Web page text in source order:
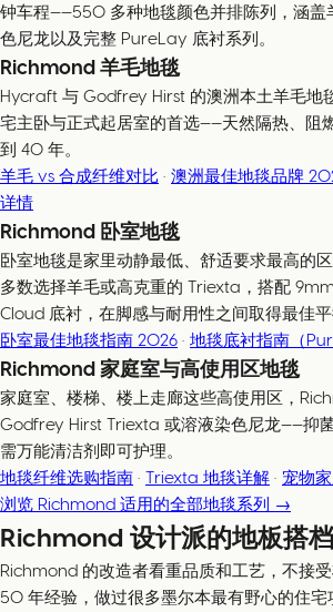
钟车程——550 多种地毯颜色并排陈列，涵盖
色尼龙以及完整 PureLay 底衬系列。
Richmond 羊毛地毯
Hycraft 与 Godfrey Hirst 的澳洲本土羊毛地
宅主卧与正式起居室的首选——天然隔热、阻
到 40 年。
羊毛 vs 合成纤维对比 · 澳洲最佳地毯品牌
详情
Richmond 卧室地毯
卧室地毯是家里动静最低、舒适要求最高的
多数选择羊毛或高克重的 Triexta，搭配
Cloud 底衬，在脚感与耐用性之间取得最佳平
卧室最佳地毯指南 2026 · 地毯底衬指南（
Richmond 家庭室与高使用区地毯
家庭室、楼梯、楼上走廊这些高使用区，
Godfrey Hirst Triexta 或溶液染色尼龙——抑
需万能清洁剂即可护理。
地毯纤维选购指南 · Triexta 地毯详解 · 宠物
浏览 Richmond 适用的全部地毯系列 →
Richmond 设计派的地板搭档
Richmond 的改造者看重品质和工艺，不接
50 年经验，做过很多墨尔本最有野心的住